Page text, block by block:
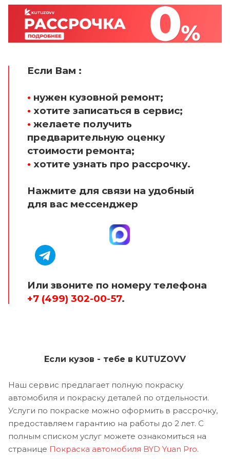
Если Вам :
• нужен кузовной ремонт;
• хотите записаться в сервис;
• желаете получить
предварительную оценку
стоимости ремонта;
• хотите узнать про рассрочку.
Нажмите для связи на удобный
для вас мессенджер
Или звоните по номеру телефона
+7 (499) 302-00-57.
Если кузов - тебе в KUTUZOVV
Наш сервис предлагает полную покраску
автомобиля и покраску деталей по отдельности.
Услуги по покраске можно оформить в рассрочку,
предоставляем гарантию на работы до 2 лет. С
полным списком услуг можете ознакомиться на
странице Покраска автомобиля BYD Yuan Pro.